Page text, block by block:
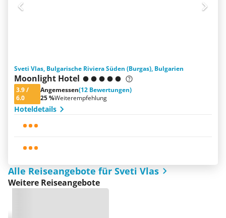
Sveti Vlas, Bulgarische Riviera Süden (Burgas), Bulgarien
Moonlight Hotel
3.9/
6.0
Angemessen(12 Bewertungen)
25 %Weiterempfehlung
Hoteldetails
Alle Reiseangebote für Sveti Vlas
Weitere Reiseangebote